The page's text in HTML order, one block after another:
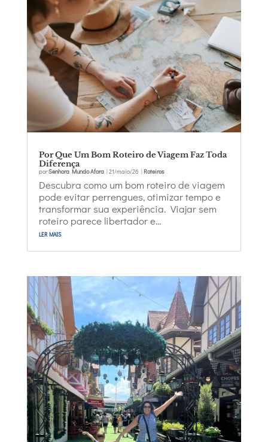
Por Que Um Bom Roteiro de Viagem Faz Toda
Diferença
porSenhora Mundo Afora| 21/maio/26 Roteiros
Descubra como um bom roteiro de viagem
pode evitar perrengues, otimizar tempo e
transformar sua experiência. Viajar sem
roteiro parece libertador e...
ler mais